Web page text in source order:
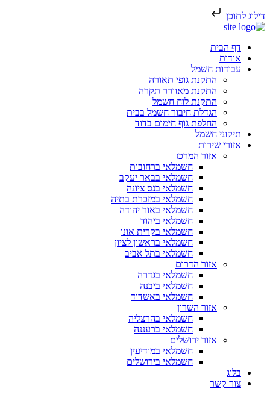
דילוג לתוכן
דף הבית
אודות
עבודות חשמל
התקנת גופי תאורה
התקנת מאוורר תקרה
התקנת לוח חשמל
הגדלת חיבור חשמל בבית
החלפת גוף חימום בדוד
תיקוני חשמל
אזורי שירות
אזור המרכז
חשמלאי ברחובות
חשמלאי בבאר יעקב
חשמלאי בנס ציונה
חשמלאי במזכרת בתיה
חשמלאי באור יהודה
חשמלאי ביהוד
חשמלאי בקרית אונו
חשמלאי בראשון לציון
חשמלאי בתל אביב
אזור הדרום
חשמלאי בגדרה
חשמלאי ביבנה
חשמלאי באשדוד
אזור השרון
חשמלאי בהרצליה
חשמלאי ברעננה
אזור ירושלים
חשמלאי במודיעין
חשמלאי בירושלים
בלוג
צור קשר